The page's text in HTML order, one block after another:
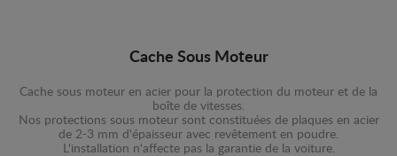
Cache Sous Moteur
Cache sous moteur en acier pour la protection du moteur et de la
boîte de vitesses.
Nos protections sous moteur sont constituées de plaques en acier
de 2-3 mm d'épaisseur avec revêtement en poudre.
L'installation n'affecte pas la garantie de la voiture.